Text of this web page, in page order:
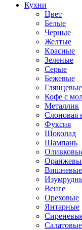
Кухни
Цвет
Белые
Черные
Желтые
Красные
Зеленые
Серые
Бежевые
Глянцевые
Кофе с
Металлик
Слоновая
Фуксия
Шоколад
Шампань
Вишневые
Венге
Ореховые
Янтарные
Салатовые